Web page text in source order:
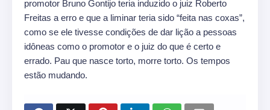
promotor Bruno Gontijo teria induzido o juiz Roberto
Freitas a erro e que a liminar teria sido “feita nas coxas”,
como se ele tivesse condições de dar lição a pessoas
idôneas como o promotor e o juiz do que é certo e
errado. Pau que nasce torto, morre torto. Os tempos
estão mudando.